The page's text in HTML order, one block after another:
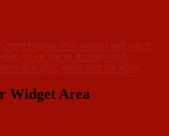
সোশ্যাল মিডিয়ার ফাঁদে খোয়াইয়ের যুবতী, ওড়িশা
পুলিশ, ধৃত এক যুবক সহ বহি:রাজ্যের যুবতী
বাইক দুর্ঘটনা, গুরুতর আহত এক ব্যক্তি
Widget Area